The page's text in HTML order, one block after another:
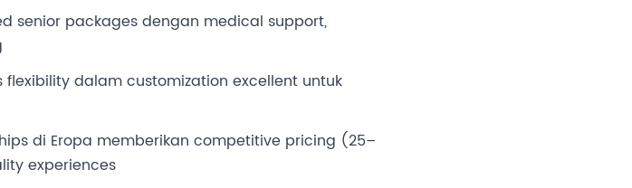
senior packages dengan medical support,
flexibility dalam customization excellent untuk
di Eropa memberikan competitive pricing (25–
experiences